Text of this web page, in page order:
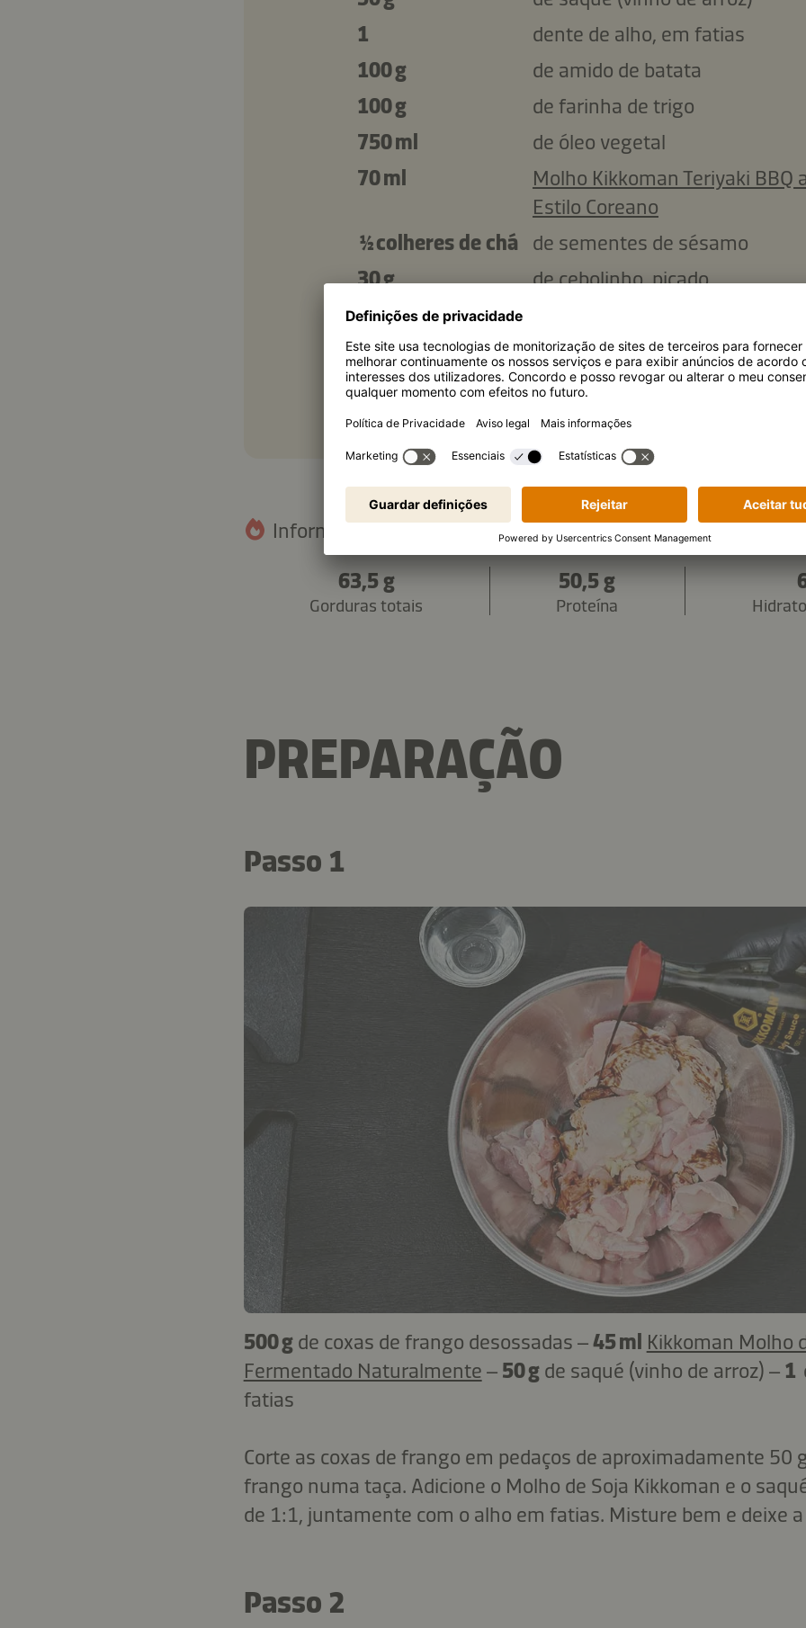
1
dente de alho, em fatias
100 g
de amido de batata
100 g
de farinha de trigo
750 ml
de óleo vegetal
70 ml
Molho Kikkoman Teriyaki BBQ
Estilo Coreano
½ colheres de chá de sementes de sésamo
30 g
de cebolinho, picado
Copiar ingredientes
Informação nutricional (por porção) 4.474 kJ/1.071
63,5 g
Gorduras totais
50,5 g
Proteína
PREPARAÇÃO
Passo 1
500 g de coxas de frango desossadas –45 ml Kikkoman Molho
Fermentado Naturalmente – 50 g de saqué (vinho de arroz) – 1
fatias
Corte as coxas de frango em pedaços de aproximadamente 50
frango numa taça. Adicione o Molho de Soja Kikkoman e o
de 1:1, juntamente com o alho em fatias. Misture bem e deixe
Passo 2